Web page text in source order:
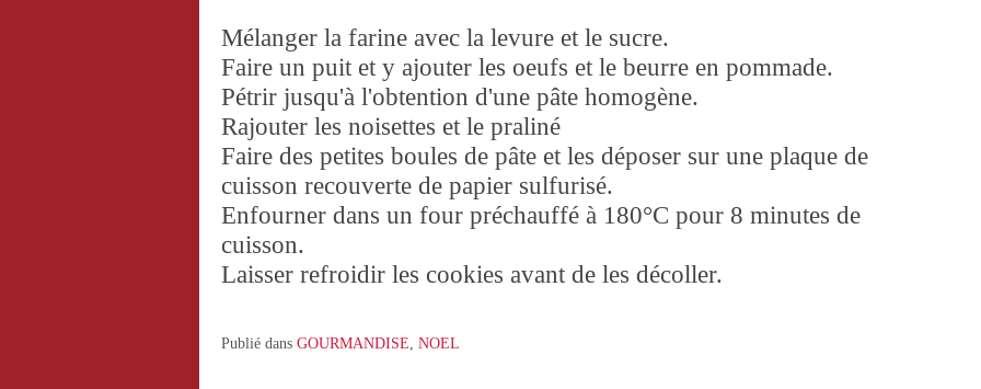
Mélanger la farine avec la levure et le sucre.
Faire un puit et y ajouter les oeufs et le beurre en pommade.
Pétrir jusqu'à l'obtention d'une pâte homogène.
Rajouter les noisettes et le praliné
Faire des petites boules de pâte et les déposer sur une plaque de
cuisson recouverte de papier sulfurisé.
Enfourner dans un four préchauffé à 180°C pour 8 minutes de
cuisson.
Laisser refroidir les cookies avant de les décoller.
Publié dans GOURMANDISE, NOEL